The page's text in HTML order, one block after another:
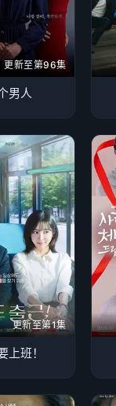
更新至第96集
男人
更新至第1集
上班！